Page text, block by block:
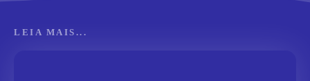
LEIA MAIS...